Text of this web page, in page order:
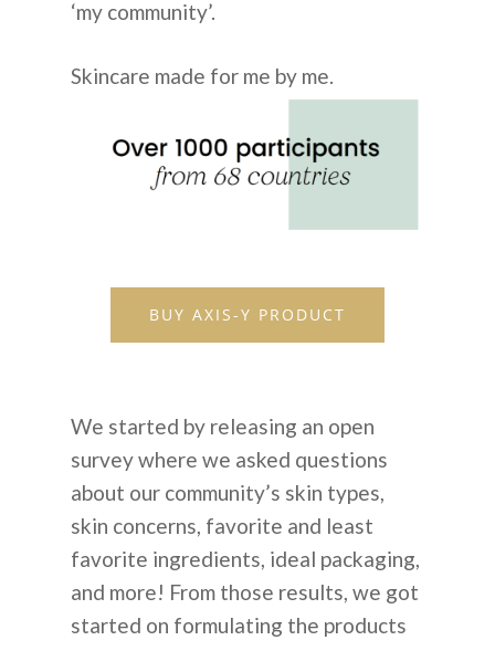
‘my community’.
Skincare made for me by me.
BUY AXIS-Y PRODUCT
We started by releasing an open
survey where we asked questions
about our community’s skin types,
skin concerns, favorite and least
favorite ingredients, ideal packaging,
and more! From those results, we got
started on formulating the products
О НАС